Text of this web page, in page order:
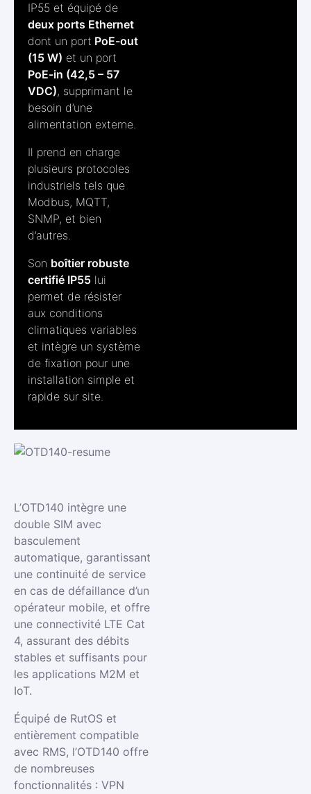
IP55 et équipé de
deux ports Ethernet
dont un port PoE-out
(15 W) et un port
PoE-in (42,5 – 57
VDC), supprimant le
besoin d’une
alimentation externe.
Il prend en charge
plusieurs protocoles
industriels tels que
Modbus, MQTT,
SNMP, et bien
d’autres.
Son boîtier robuste
certifié IP55 lui
permet de résister
aux conditions
climatiques variables
et intègre un système
de fixation pour une
installation simple et
rapide sur site.
L’OTD140 intègre une
double SIM avec
basculement
automatique, garantissant
une continuité de service
en cas de défaillance d’un
opérateur mobile, et offre
une connectivité LTE Cat
4, assurant des débits
stables et suffisants pour
les applications M2M et
IoT.
Équipé de RutOS et
entièrement compatible
avec RMS, l’OTD140 offre
de nombreuses
fonctionnalités : VPN